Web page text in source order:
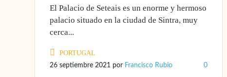
El Palacio de Seteais es un enorme y hermoso
palacio situado en la ciudad de Sintra, muy
cerca...
PORTUGAL
26 septiembre 2021 por Francisco Rubio 0